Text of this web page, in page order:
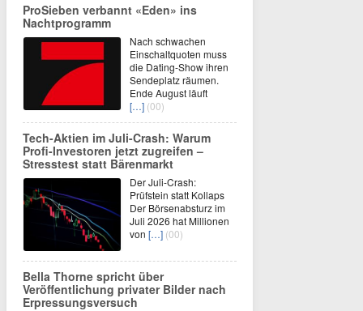
ProSieben verbannt «Eden» ins
Nachtprogramm
Nach schwachen
Einschaltquoten muss
die Dating-Show ihren
Sendeplatz räumen.
Ende August läuft
[…] (00)
Tech-Aktien im Juli-Crash: Warum
Profi-Investoren jetzt zugreifen –
Stresstest statt Bärenmarkt
Der Juli-Crash:
Prüfstein statt Kollaps
Der Börsenabsturz im
Juli 2026 hat Millionen
von […] (00)
Bella Thorne spricht über
Veröffentlichung privater Bilder nach
Erpressungsversuch